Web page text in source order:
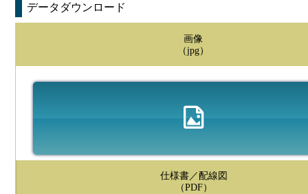
データダウンロード
画像
（jpg）
仕様書／配線図
（PDF）